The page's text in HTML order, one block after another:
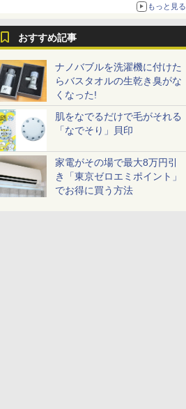
もっと見る
おすすめ記事
ナノバブルを洗濯機に付けた
らバスタオルの生乾き臭がな
くなった!
肌をなでるだけで毛がそれる
「なでそり」貝印
家電がその場で最大8万円引
き「東京ゼロエミポイント」
でお得に買う方法